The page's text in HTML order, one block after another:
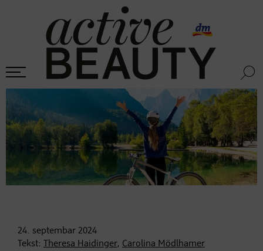
24. septembar 2024
Tekst:
Theresa Haidinger, Carolina Mödlhamer